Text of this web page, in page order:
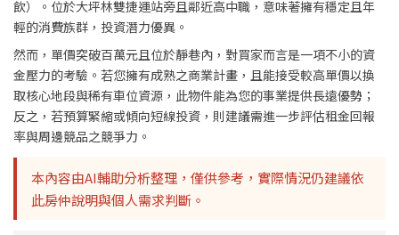
飲）。位於大坪林雙捷運站旁且鄰近高中職，意味著擁有穩定且年
輕的消費族群，投資潛力優異。
然而，單價突破百萬元且位於靜巷內，對買家而言是一項不小的資
金壓力的考驗。若您擁有成熟之商業計畫，且能接受較高單價以換
取核心地段與稀有車位資源，此物件能為您的事業提供長遠優勢；
反之，若預算緊縮或傾向短線投資，則建議需進一步評估租金回報
率與周邊競品之競爭力。
本內容由AI輔助分析整理，僅供參考，實際情況仍建議依
此房仲說明與個人需求判斷。